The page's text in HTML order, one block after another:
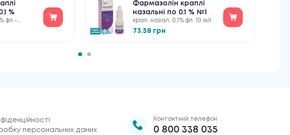
%
фл.-
Фармазолін краплі
назальні по 0.1 % №1
крап. назал. 0,1% фл. 10 мл
73.58 грн
персональних даних
Контактний телефон
0 800 338 035